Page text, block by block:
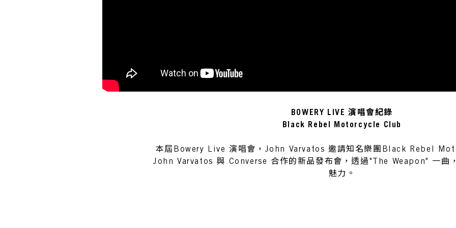
BOWERY LIVE 演唱會紀錄
Black Rebel Motorcycle Club
本屆Bowery Live 演唱會，John Varvatos 邀請知名樂團Black Rebel
John Varvatos 與 Converse 合作的新品發布會，透過"The Weapon" 一曲
魅力。